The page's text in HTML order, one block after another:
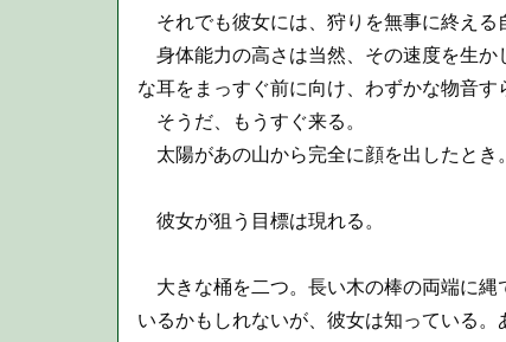
それでも彼女には、狩りを無事に終える
身体能力の高さは当然、その速度を生か
な耳をまっすぐ前に向け、わずかな物音す
そうだ、もうすぐ来る。
太陽があの山から完全に顔を出したとき。
彼女が狙う目標は現れる。
大きな桶を二つ。長い木の棒の両端に縄
いるかもしれないが、彼女は知っている